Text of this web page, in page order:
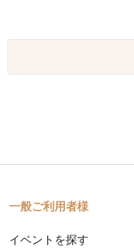
一般ご利用者様
イベントを探す